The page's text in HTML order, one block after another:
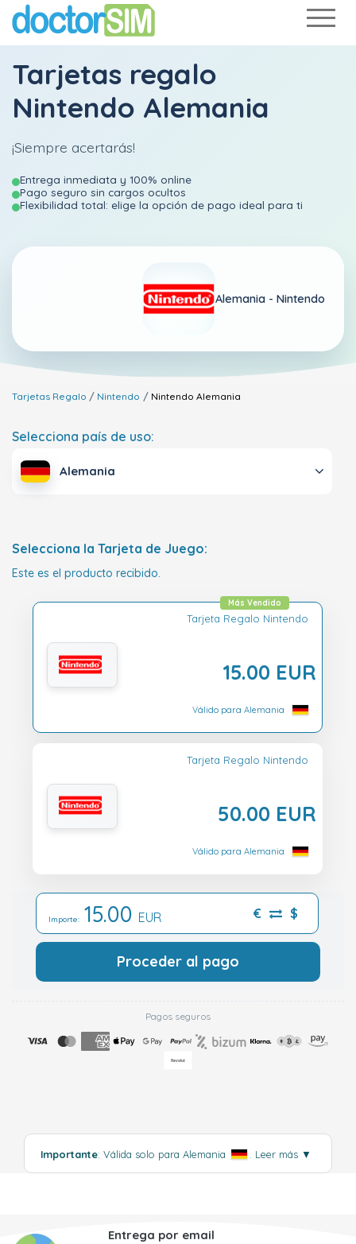
Tarjetas regalo
Nintendo Alemania
¡Siempre acertarás!
Entrega inmediata y 100% online
Pago seguro sin cargos ocultos
Flexibilidad total: elige la opción de pago ideal para ti
Alemania - Nintendo
Tarjetas Regalo Nintendo Nintendo Alemania
Selecciona país de uso:
Alemania
Selecciona la Tarjeta de Juego:
Este es el producto recibido.
Tarjeta Regalo Nintendo
15.00 EUR
Más Vendido
Válido para Alemania
Tarjeta Regalo Nintendo
50.00 EUR
Válido para Alemania
Importe: 15.00 EUR € $
Proceder al pago
Pagos seguros
Importante: Válida solo para Alemania . Leer más ▼
Entrega por email